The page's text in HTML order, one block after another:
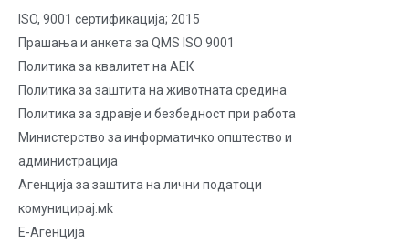
ISO, 9001 сертификација; 2015
Прашања и анкета за QMS ISO 9001
Политика за квалитет на AЕК
Политика за заштита на животната средина
Политика за здравје и безбедност при работа
Министерство за информатичко општество и
администрација
Агенција за заштита на лични податоци
комуницирај.мk
Е-Агенција